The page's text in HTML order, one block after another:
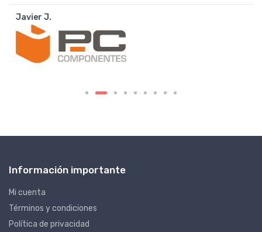
João A.
Información importante
Mi cuenta
Términos y condiciones
Política de privacidad